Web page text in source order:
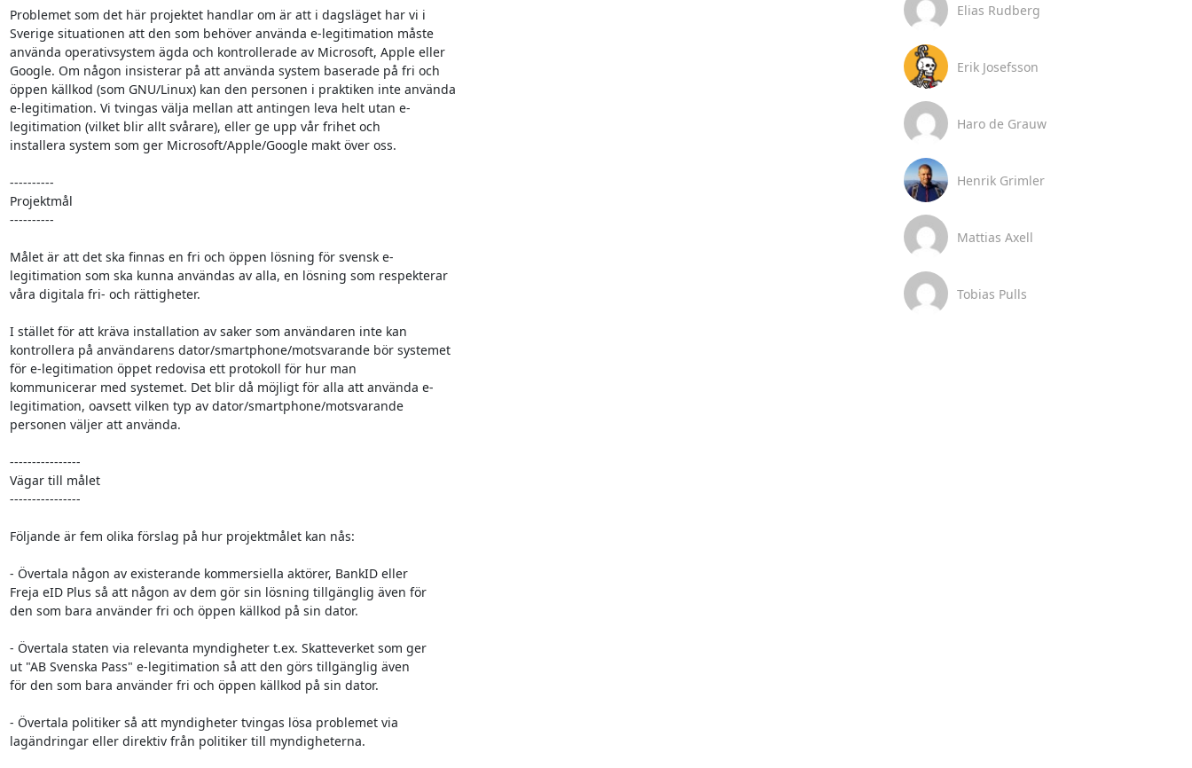
Problemet som det här projektet handlar om är att i dagsläget har vi i
Sverige situationen att den som behöver använda e-legitimation måste
använda operativsystem ägda och kontrollerade av Microsoft, Apple eller
Google. Om någon insisterar på att använda system baserade på fri och
öppen källkod (som GNU/Linux) kan den personen i praktiken inte använda
e-legitimation. Vi tvingas välja mellan att antingen leva helt utan e-
legitimation (vilket blir allt svårare), eller ge upp vår frihet och
installera system som ger Microsoft/Apple/Google makt över oss.
----------
Projektmål
----------
Målet är att det ska finnas en fri och öppen lösning för svensk e-
legitimation som ska kunna användas av alla, en lösning som respekterar
våra digitala fri- och rättigheter.
I stället för att kräva installation av saker som användaren inte kan
kontrollera på användarens dator/smartphone/motsvarande bör systemet
för e-legitimation öppet redovisa ett protokoll för hur man
kommunicerar med systemet. Det blir då möjligt för alla att använda e-
legitimation, oavsett vilken typ av dator/smartphone/motsvarande
personen väljer att använda.
----------------
Vägar till målet
----------------
Följande är fem olika förslag på hur projektmålet kan nås:
- Övertala någon av existerande kommersiella aktörer, BankID eller
Freja eID Plus så att någon av dem gör sin lösning tillgänglig även för
den som bara använder fri och öppen källkod på sin dator.
- Övertala staten via relevanta myndigheter t.ex. Skatteverket som ger
ut "AB Svenska Pass" e-legitimation så att den görs tillgänglig även
för den som bara använder fri och öppen källkod på sin dator.
- Övertala politiker så att myndigheter tvingas lösa problemet via
lagändringar eller direktiv från politiker till myndigheterna.
Elias Rudberg
Erik Josefsson
Haro de Grauw
Henrik Grimler
Mattias Axell
Tobias Pulls